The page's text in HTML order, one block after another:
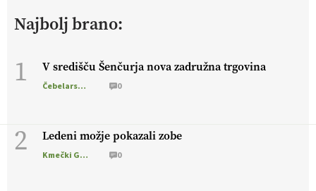
https://t.co/PX49GVsP1M @EUAgri #IMCAP #CAP
https://t.co/a1xatzEeid
Najbolj brano:
1 V središču Šenčurja nova zadružna trgovina
Čebelarstvo 0
2 Ledeni možje pokazali zobe
Kmečki Glas 0